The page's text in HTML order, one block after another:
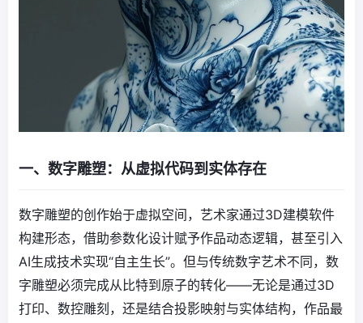
一、数字雕塑：从虚拟代码到实体存在
数字雕塑的创作始于虚拟空间，艺术家通过3D建模软件
构建形态，借助参数化设计赋予作品动态逻辑，甚至引入
AI生成技术实现“自主生长”。但与传统数字艺术不同，数
字雕塑必须完成从比特到原子的转化——无论是通过3D
打印、数控雕刻，还是结合投影映射与实体结构，作品最